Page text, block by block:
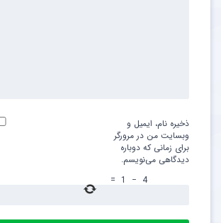
ذخیره نام، ایمیل و
وبسایت من در مرورگر
برای زمانی که دوباره
دیدگاهی می‌نویسم.
4
−
1
=